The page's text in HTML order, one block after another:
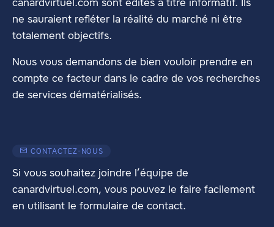
ne sauraient refléter la réalité du marché ni être
totalement objectifs.
Nous vous demandons de bien vouloir prendre en
compte ce facteur dans le cadre de vos recherches
de services dématérialisés.
CONTACTEZ-NOUS
Si vous souhaitez joindre l’équipe de
canardvirtuel.com, vous pouvez le faire facilement
en utilisant le formulaire de contact.